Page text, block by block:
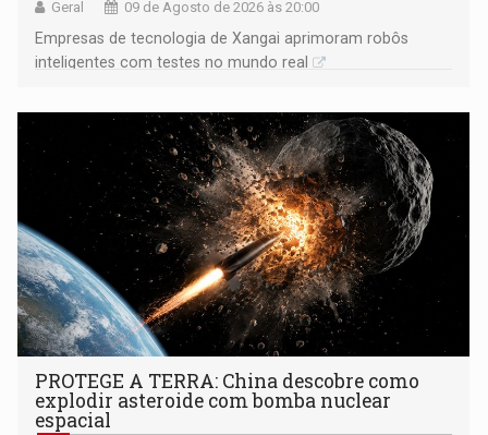
Geral 09 de Agosto de 2026 às 20:00
Empresas de tecnologia de Xangai aprimoram robôs
inteligentes com testes no mundo real
PROTEGE A TERRA: China descobre como
explodir asteroide com bomba nuclear
espacial